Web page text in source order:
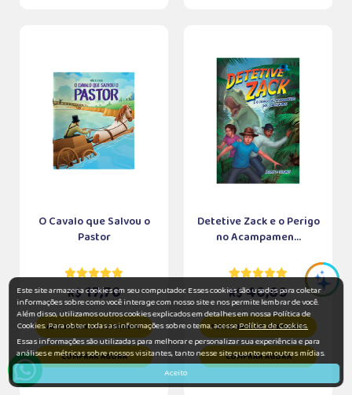
O Cavalo que Salvou o
Pastor
R$17,70
ADICIONAR AO CARRINHO
COMPRAR AGORA
Detetive Zack e o Perigo
no Acampamen...
R$40,60
ADICIONAR AO CARRINHO
COMPRAR AGORA
Este site armazena cookies em seu computador. Esses cookies são usados para coletar
informações sobre como você interage com nosso site e nos permite lembrar de você.
Além disso, utilizamos outros cookies explicados em detalhes em nossa Política de
Cookies. Para obter todas as informações sobre o tema, acessePolítica de Cookies.
Essas informações são utilizadas para melhorar e personalizar sua experiência e para
análises e métricas sobre nossos visitantes, tanto nesse site quanto em outras mídias.
Aceito